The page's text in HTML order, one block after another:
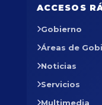
ACCESOS
Gobierno
Áreas de
Noticias
Servicios
Multimedia